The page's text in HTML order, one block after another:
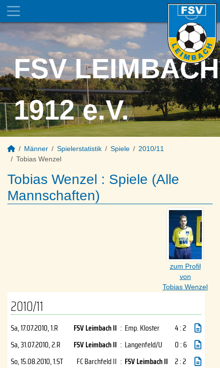
FSV LEIMBACH
1912 e.V.
Männer Spielerstatistik Spiele
2010/11
Tobias Wenzel
Tobias Wenzel : Spiele (Alle
Mannschaften)
zum Profil
von
Tobias Wenzel
2010/11
Sa, 17.07.2010, 1.R FSV Leimbach II : Emp. Kloster
4 : 2
Sa, 31.07.2010, 2.R FSV Leimbach II : Langenfeld/U
0 : 6
So, 15.08.2010, 1.ST FC Barchfeld II : FSV Leimbach II 2 : 2